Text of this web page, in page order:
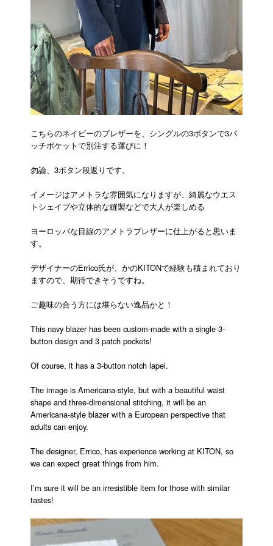
こちらのネイビーのブレザーを、シングルの3ボタンで3パ
ッチポケットで別注する運びに！
勿論、3ボタン段返りです。
イメージはアメトラな雰囲気になりますが、綺麗なウエス
トシェイプや立体的な縫製などで大人が楽しめる
ヨーロッパな目線のアメトラブレザーに仕上がると思いま
す。
デザイナーのErrico氏が、かのKITONで経験も積まれており
ますので、期待できそうですね。
ご趣味の合う方には堪らない逸品かと！
This navy blazer has been custom-made with a single 3-
button design and 3 patch pockets!
Of course, it has a 3-button notch lapel.
The image is Americana-style, but with a beautiful waist
shape and three-dimensional stitching, it will be an
Americana-style blazer with a European perspective that
adults can enjoy.
The designer, Errico, has experience working at KITON, so
we can expect great things from him.
I’m sure it will be an irresistible item for those with similar
tastes!